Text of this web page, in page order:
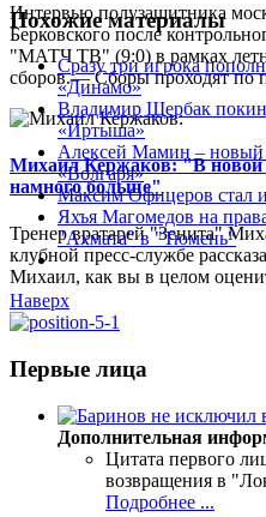
Интервью полузащитника
Берковского после
"МАТЧ ТВ" (9:0) в рамках
сборов.— Сборы проходят по
Михаил Кержаков: "В новой
намного больше"
Тренер вратарей "Зенита"
клубной пресс-службе
Михаил, как вы в целом
Похожие материалы
Сразу три игрока
«Динамо»
Владимир Щербак
«Иртыша»
Алексей Мамин – новый
«Волгаря»
Максим Офицеров стал
Яхъя Магомедов на
"Ахмата" в "Тюмень"
Наверх
Первые лица
Дополнительная
Цитата первого
возвращения в
Подробнее ...